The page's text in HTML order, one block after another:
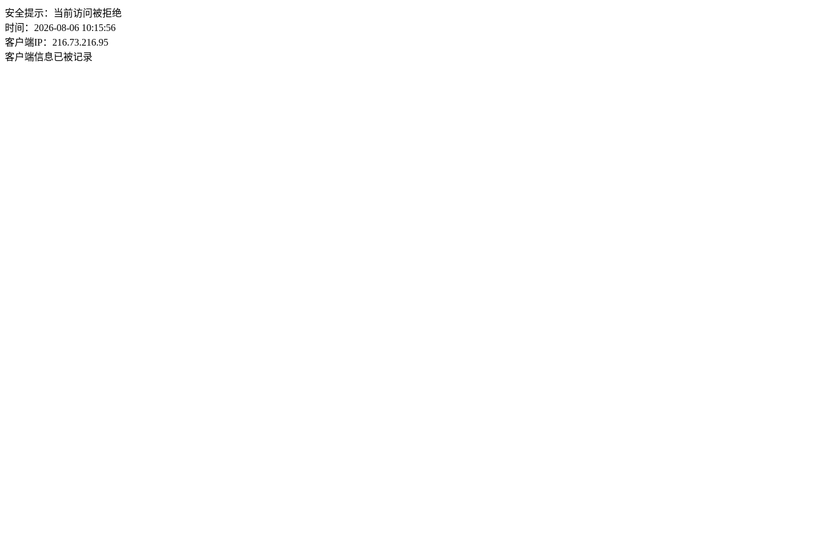
安全提示：当前访问被拒绝
时间：2026-08-06 10:15:56
客户端IP：216.73.216.95
客户端信息已被记录